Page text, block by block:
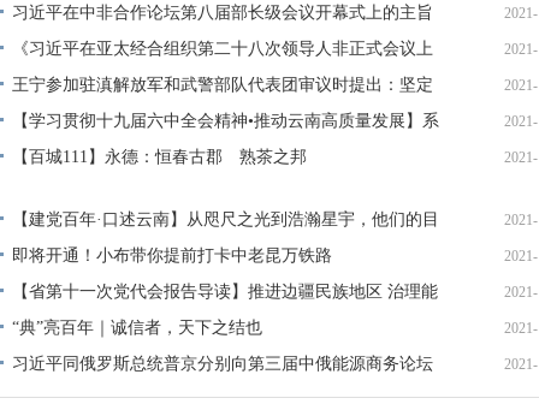
习近平在中非合作论坛第八届部长级会议开幕式上的主旨
演讲（全文）
《习近平在亚太经合组织第二十八次领导人非正式会议上
的讲话》单行本出版
王宁参加驻滇解放军和武警部队代表团审议时提出：坚定
政治建设 筑牢政治忠诚 忠诚履行职责使命
【学习贯彻十九届六中全会精神•推动云南高质量发展】系
列评论之九：加快面向南亚东南亚辐射中心建设
【百城111】永德：恒春古郡 熟茶之邦
【建党百年·口述云南】从咫尺之光到浩瀚星宇，他们的目
标是可见皆可得……
即将开通！小布带你提前打卡中老昆万铁路
【省第十一次党代会报告导读】推进边疆民族地区 治理能
力现代化
“典”亮百年｜诚信者，天下之结也
习近平同俄罗斯总统普京分别向第三届中俄能源商务论坛
致贺信